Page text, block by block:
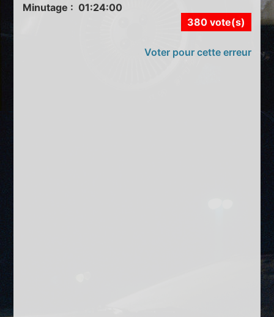
Minutage : 01:24:00
380 vote(s)
Voter pour cette erreur